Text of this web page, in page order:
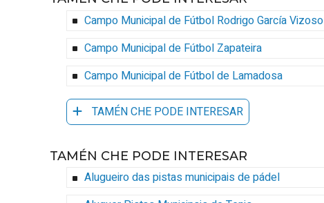
Campo Municipal de Fútbol Rodrigo García Vizoso
Campo Municipal de Fútbol Zapateira
Campo Municipal de Fútbol de Lamadosa
TAMÉN CHE PODE INTERESAR
TAMÉN CHE PODE INTERESAR
Alugueiro das pistas municipais de pádel